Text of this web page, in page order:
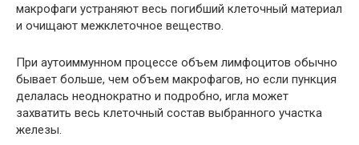
макрофаги устраняют весь погибший клеточный материал
и очищают межклеточное вещество.
При аутоиммунном процессе объем лимфоцитов обычно
бывает больше, чем объем макрофагов, но если пункция
делалась неоднократно и подробно, игла может
захватить весь клеточный состав выбранного участка
железы.